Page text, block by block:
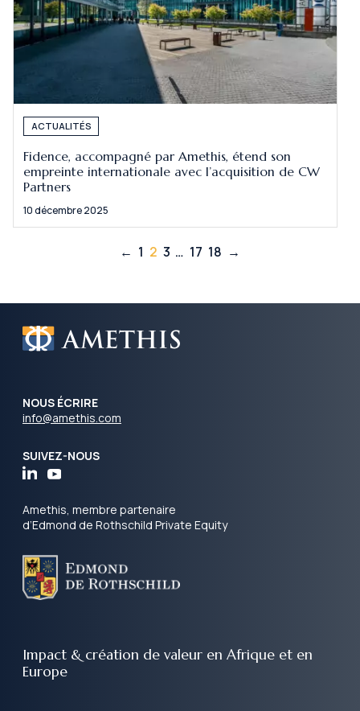
ACTUALITÉS
Fidence, accompagné par Amethis, étend son
empreinte internationale avec l’acquisition de CW
Partners
10 décembre 2025
← 1 2 3 … 17 18 →
NOUS ÉCRIRE
info@amethis.com
SUIVEZ-NOUS
Amethis, membre partenaire
d’Edmond de Rothschild Private Equity
Impact & création de valeur en Afrique et en
Europe